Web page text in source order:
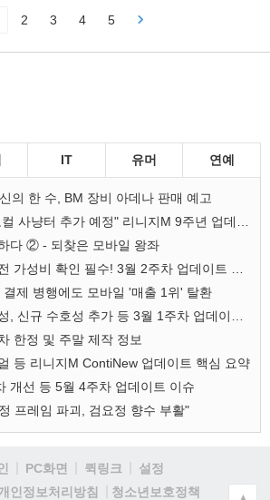
2 3 4 5
IT 유머 연예
의 한 수, BM 장비 아데나 판매 예고
"불요정 리부트, 로컬 사냥터 추가 예정" 리니지M 9주년 업데이트 예고
다 ② - 되찾은 모바일 왕좌
수호석 특별 제작 전 가성비 확인 필수! 3월 2주차 업데이트 이슈
제 병행에도 모바일 '매출 1위' 탈환
신규 서버 사전 생성, 신규 수호성 추가 등 3월 1주차 업데이트 이슈
한정 및 주말 제작 정보
등 리니지M ContiNew 업데이트 핵심 요약
개선 등 5월 4주차 업데이트 이슈
프레임 파괴, 검요정 향수 부활"
PC화면 퀵링크
설정
인정보처리방침 청소년보호정책